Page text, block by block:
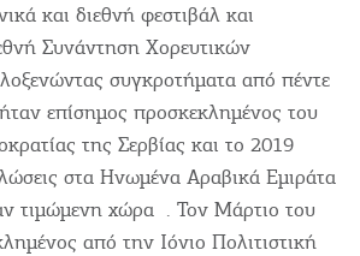
και διεθνή φεστιβάλ και
Συνάντηση Χορευτικών
συγκροτήματα από πέντε
επίσημος προσκεκλημένος του
της Σερβίας και το 2019
στα Ηνωμένα Αραβικά Εμιράτα
τιμώμενη χώρα . Τον Μάρτιο του
από την Ιόνιο Πολιτιστική